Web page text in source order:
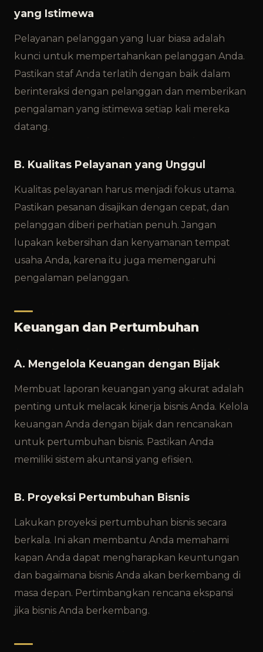
yang Istimewa
Pelayanan pelanggan yang luar biasa adalah
kunci untuk mempertahankan pelanggan Anda.
Pastikan staf Anda terlatih dengan baik dalam
berinteraksi dengan pelanggan dan memberikan
pengalaman yang istimewa setiap kali mereka
datang.
B. Kualitas Pelayanan yang Unggul
Kualitas pelayanan harus menjadi fokus utama.
Pastikan pesanan disajikan dengan cepat, dan
pelanggan diberi perhatian penuh. Jangan
lupakan kebersihan dan kenyamanan tempat
usaha Anda, karena itu juga memengaruhi
pengalaman pelanggan.
Keuangan dan Pertumbuhan
A. Mengelola Keuangan dengan Bijak
Membuat laporan keuangan yang akurat adalah
penting untuk melacak kinerja bisnis Anda. Kelola
keuangan Anda dengan bijak dan rencanakan
untuk pertumbuhan bisnis. Pastikan Anda
memiliki sistem akuntansi yang efisien.
B. Proyeksi Pertumbuhan Bisnis
Lakukan proyeksi pertumbuhan bisnis secara
berkala. Ini akan membantu Anda memahami
kapan Anda dapat mengharapkan keuntungan
dan bagaimana bisnis Anda akan berkembang di
masa depan. Pertimbangkan rencana ekspansi
jika bisnis Anda berkembang.